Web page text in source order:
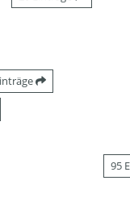
95